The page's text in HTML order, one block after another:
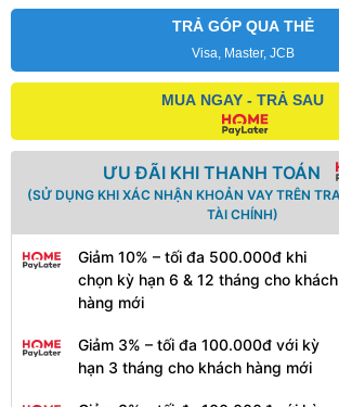
TRẢ GÓP QUA THẺ
Visa, Master, JCB
MUA NGAY - TRẢ SAU
ƯU ĐÃI KHI THANH TOÁN
(SỬ DỤNG KHI XÁC NHẬN KHOẢN VAY TRÊN
TÀI CHÍNH)
Giảm 10% – tối đa 500.000đ khi
chọn kỳ hạn 6 & 12 tháng cho khách
hàng mới
Giảm 3% – tối đa 100.000đ với kỳ
hạn 3 tháng cho khách hàng mới